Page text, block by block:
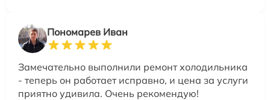
Пономарев Иван
Замечательно выполнили ремонт холодильника
- теперь он работает исправно, и цена за услуги
приятно удивила. Очень рекомендую!